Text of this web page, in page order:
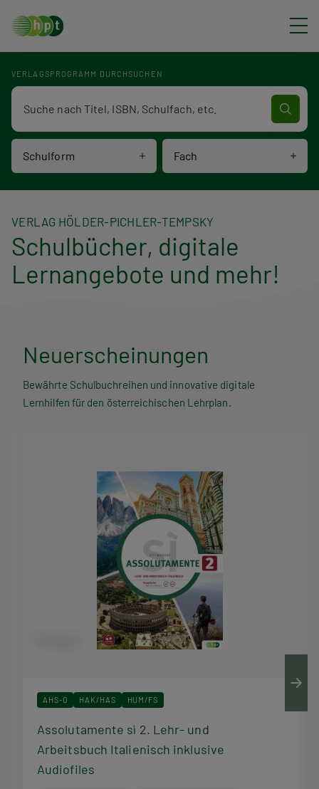
VERLAGSPROGRAMM DURCHSUCHEN
Schulform Fach
Verlagsprogramm Volltextsuche
VERLAG HÖLDER-PICHLER-TEMPSKY
Schulbücher, digitale
Lernangebote und mehr!
Neuerscheinungen
Bewährte Schulbuchreihen und innovative digitale
Lernhilfen für den österreichischen Lehrplan.
AHS-O HAK/HAS HUM/FS
Assolutamente sì 2. Lehr- und
Arbeitsbuch Italienisch inklusive
Audiofiles